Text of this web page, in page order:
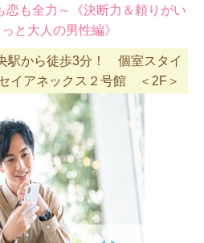
恋も全力～《決断力＆頼りがい
と大人の男性編》
駅から徒歩3分！ 個室スタイ
イアネックス２号館 ＜2F＞